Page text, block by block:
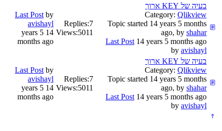
בעיה של KEY ארוך
Category: Qlikview
Topic started 14 years 5 months
ago, by shahar
Last Post 14 years 5 months ago
by avishayl
Replies:7
Views:5011
Last Post by
avishayl
14 years 5
months ago
בעיה של KEY ארוך
Category: Qlikview
Topic started 14 years 5 months
ago, by shahar
Last Post 14 years 5 months ago
by avishayl
Replies:7
Views:5011
Last Post by
avishayl
14 years 5
months ago